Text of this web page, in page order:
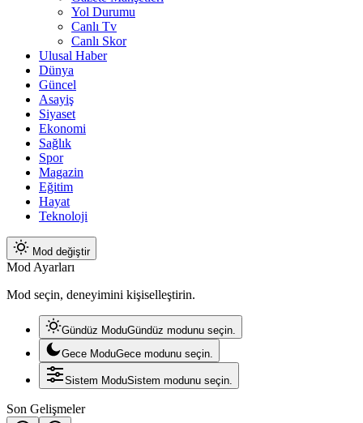
Yol Durumu
Canlı Tv
Canlı Skor
Ulusal Haber
Dünya
Güncel
Asayiş
Siyaset
Ekonomi
Sağlık
Spor
Magazin
Eğitim
Hayat
Teknoloji
Mod değiştir
Mod Ayarları
Mod seçin, deneyimini kişiselleştirin.
Gündüz ModuGündüz modunu seçin.
Gece ModuGece modunu seçin.
Sistem ModuSistem modunu seçin.
Son Gelişmeler